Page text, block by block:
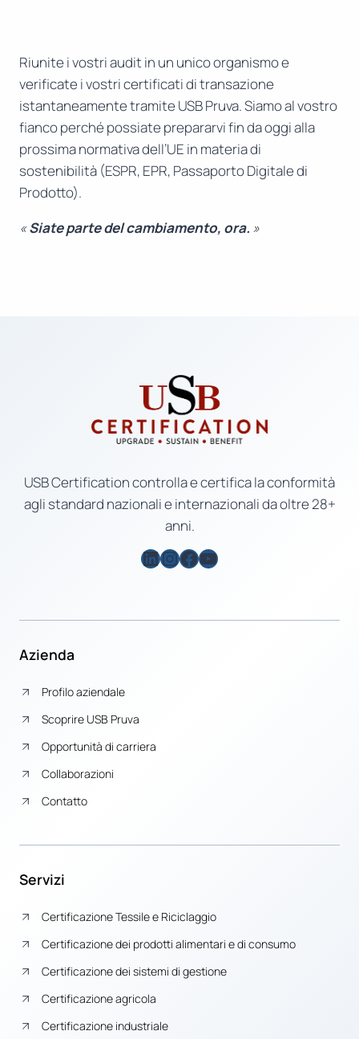
Riunite i vostri audit in un unico organismo e
verificate i vostri certificati di transazione
istantaneamente tramite USB Pruva. Siamo al vostro
fianco perché possiate prepararvi fin da oggi alla
prossima normativa dell’UE in materia di
sostenibilità (ESPR, EPR, Passaporto Digitale di
Prodotto).
«Siate parte del cambiamento, ora. »
USB Certification controlla e certifica la conformità
agli standard nazionali e internazionali da oltre 28+
anni.
LinkedIn
Instagram
Facebook
YouTube
Azienda
Profilo aziendale
Scoprire USB Pruva
Opportunità di carriera
Collaborazioni
Contatto
Servizi
Certificazione Tessile e Riciclaggio
Certificazione dei prodotti alimentari e di consumo
Certificazione dei sistemi di gestione
Certificazione agricola
Certificazione industriale